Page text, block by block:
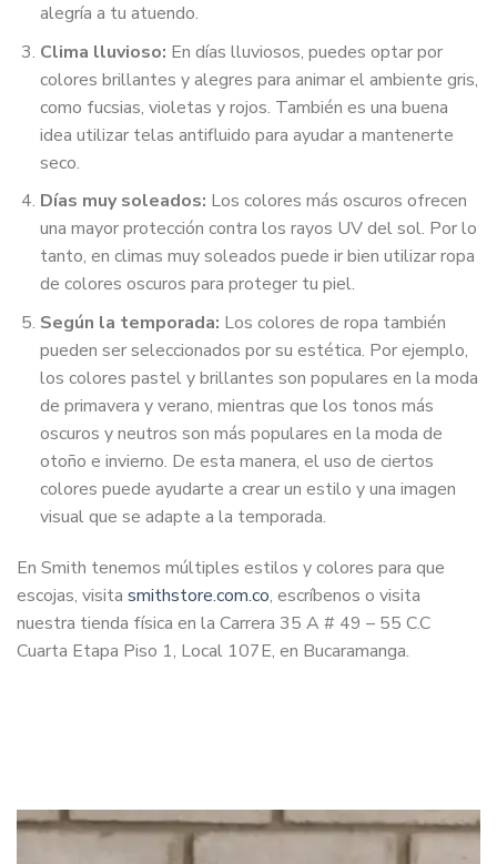
alegría a tu atuendo.
Clima lluvioso: En días lluviosos, puedes optar por
colores brillantes y alegres para animar el ambiente gris,
como fucsias, violetas y rojos. También es una buena
idea utilizar telas antifluido para ayudar a mantenerte
seco.
Días muy soleados: Los colores más oscuros ofrecen
una mayor protección contra los rayos UV del sol. Por lo
tanto, en climas muy soleados puede ir bien utilizar ropa
de colores oscuros para proteger tu piel.
Según la temporada: Los colores de ropa también
pueden ser seleccionados por su estética. Por ejemplo,
los colores pastel y brillantes son populares en la moda
de primavera y verano, mientras que los tonos más
oscuros y neutros son más populares en la moda de
otoño e invierno. De esta manera, el uso de ciertos
colores puede ayudarte a crear un estilo y una imagen
visual que se adapte a la temporada.
En Smith tenemos múltiples estilos y colores para que
escojas, visita smithstore.com.co, escríbenos o visita
nuestra tienda física en la Carrera 35 A # 49 – 55 C.C
Cuarta Etapa Piso 1, Local 107E, en Bucaramanga.